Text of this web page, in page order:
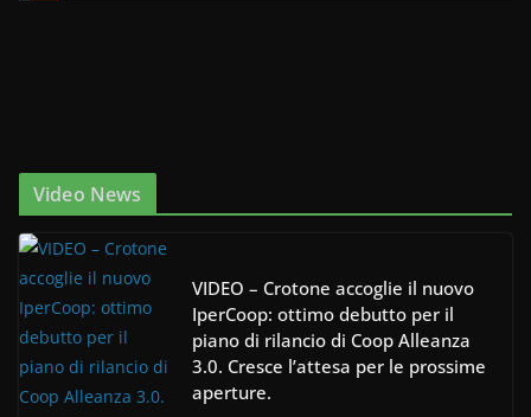
Video News
VIDEO – Crotone accoglie il nuovo
IperCoop: ottimo debutto per il
piano di rilancio di Coop Alleanza
3.0. Cresce l’attesa per le prossime
aperture.